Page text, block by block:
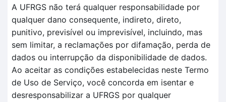
A UFRGS não terá qualquer responsabilidade por
qualquer dano consequente, indireto, direto,
punitivo, previsível ou imprevisível, incluindo, mas
sem limitar, a reclamações por difamação, perda de
dados ou interrupção da disponibilidade de dados.
Ao aceitar as condições estabelecidas neste Termo
de Uso de Serviço, você concorda em isentar e
desresponsabilizar a UFRGS por qualquer